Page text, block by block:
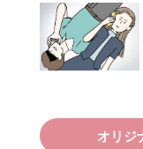
オリジ